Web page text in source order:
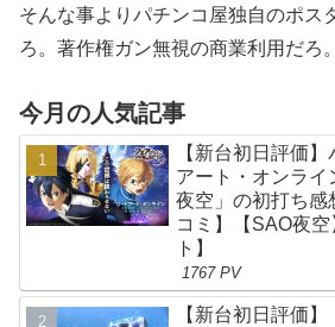
そんな事よりパチンコ屋独自のポス
ろ。著作権ガン無視の商業利用だろ。
今月の人気記事
【新台初日評価
アート・オンライ
夜空」の初打ち感
コミ】【SAO夜
ト】
1767 PV
【新台初日評価